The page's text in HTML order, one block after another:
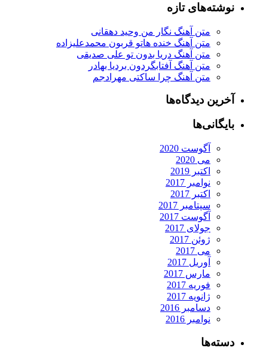
نوشته‌های تازه
متن آهنگ نگار من وحید دهقانی
متن آهنگ خنده هاتو قربون محمدعلیزاده
متن آهنگ دریا بدون تو علی صدیقی
متن آهنگ آفتابگردون بردیا بهادر
متن آهنگ چرا ساکتی مهرادجم
آخرین دیدگاه‌ها
بایگانی‌ها
آگوست 2020
می 2020
اکتبر 2019
نوامبر 2017
اکتبر 2017
سپتامبر 2017
آگوست 2017
جولای 2017
ژوئن 2017
می 2017
آوریل 2017
مارس 2017
فوریه 2017
ژانویه 2017
دسامبر 2016
نوامبر 2016
دسته‌ها